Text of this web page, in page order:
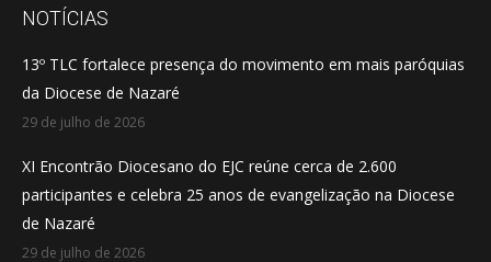
opens
new
window
opens
new
window
opens
new
window
NOTÍCIAS
13º TLC fortalece presença do movimento em mais paróquias
da Diocese de Nazaré
29 de julho de 2026
XI Encontrão Diocesano do EJC reúne cerca de 2.600
participantes e celebra 25 anos de evangelização na Diocese
de Nazaré
29 de julho de 2026